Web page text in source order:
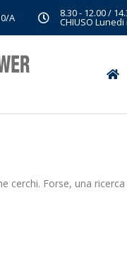
A 8.30 - 12.00 /
CHIUSO
cerchi. Forse, una